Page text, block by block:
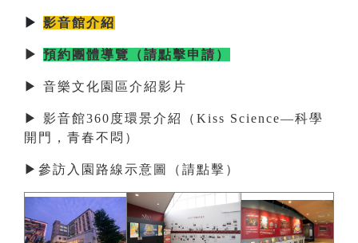
▶ 影音館介紹
▶ 預約團體導覽（請點擊申請）
▶ 音樂文化園區介紹影片
▶ 影音館360度環景介紹（Kiss Science—科學
開門，青春不悶）
▶ 參訪入園路線示意圖（請點擊）